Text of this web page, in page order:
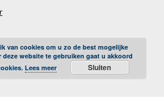
van cookies om u zo de best mogelijke
website te gebruiken gaat u akkoord
Lees meer Sluiten